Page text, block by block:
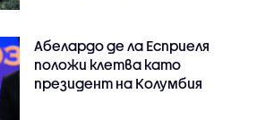
Абелардо де ла Есприеля
положи клетва като
президент на Колумбия